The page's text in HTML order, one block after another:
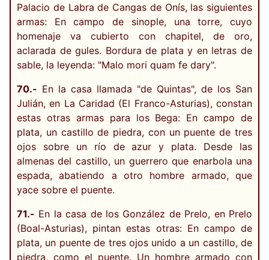
Palacio de Labra de Cangas de Onís, las siguientes
armas: En campo de sinople, una torre, cuyo
homenaje va cubierto con chapitel, de oro,
aclarada de gules. Bordura de plata y en letras de
sable, la leyenda: "Malo mori quam fe dary".
70.- En la casa llamada "de Quintas", de los San
Julián, en La Caridad (El Franco-Asturias), constan
estas otras armas para los Bega: En campo de
plata, un castillo de piedra, con un puente de tres
ojos sobre un río de azur y plata. Desde las
almenas del castillo, un guerrero que enarbola una
espada, abatiendo a otro hombre armado, que
yace sobre el puente.
71.- En la casa de los González de Prelo, en Prelo
(Boal-Asturias), pintan estas otras: En campo de
plata, un puente de tres ojos unido a un castillo, de
piedra, como el puente. Un hombre armado con